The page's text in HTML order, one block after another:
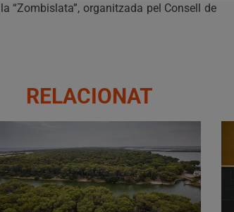
“Zombislata”, organitzada pel Consell de
RELACIONAT